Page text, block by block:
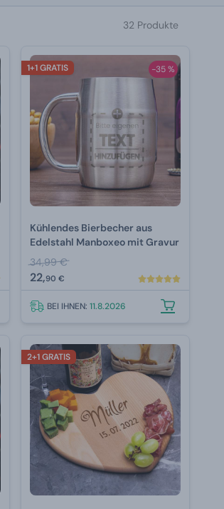
32 Produkte
-35 %
1+1 GRATIS
Kühlendes Bierbecher aus
Edelstahl Manboxeo mit Gravur
34,99 €
22,90 €
BEI IHNEN:11.8.2026
2+1 GRATIS